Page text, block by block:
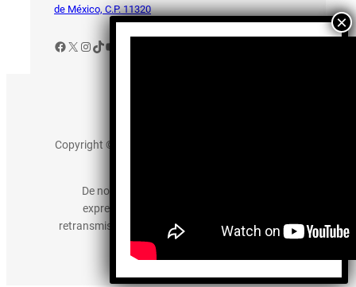
de México, C.P. 11320
Facebook
X Instagram
TikTok
YouTube
Copyright © 2025 somos-hermanos.mx. Todos los
De no existir previa autorización, queda
expresamente prohibida la publicación,
retransmisión, edición y cualquier otro uso de los
contenidos.